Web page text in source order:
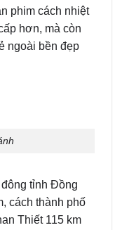
phim cách nhiệt
hơn, mà còn
ngoài bền đẹp
tỉnh Đồng
cách thành phố
Thiết 115 km